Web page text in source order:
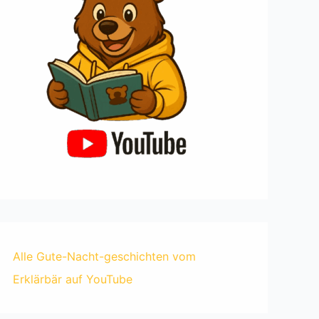
Alle Gute-Nacht-geschichten vom
Erklärbär auf YouTube